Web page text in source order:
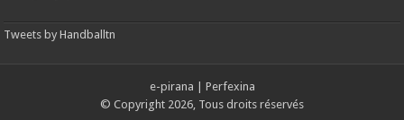
Tweets by Handballtn
e-pirana
Perfexina
© Copyright 2026, Tous droits réservés